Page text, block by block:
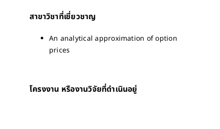
สาขาวิชาที่เชี่ยวชาญ
An analytical approximation of option
prices
โครงงาน หรืองานวิจัยที่ดำเนินอยู่